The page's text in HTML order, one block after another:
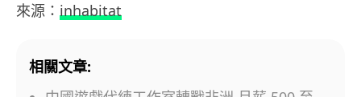
來源： inhabitat
相關文章: